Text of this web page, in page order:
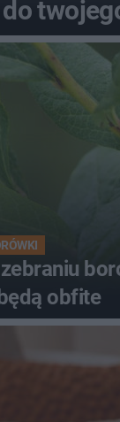
obfite